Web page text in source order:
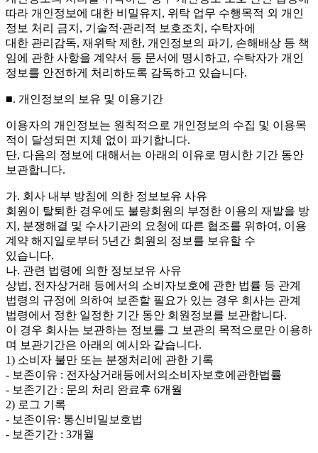
따라 개인정보에 대한 비밀유지, 위탁 업무 수행목적 외 개인
정보 처리 금지, 기술적∙관리적 보호조치, 수탁자에
대한 관리감독, 재위탁 제한, 개인정보의 파기, 손해배상 등 책
임에 관한 사항을 계약서 등 문서에 명시하고, 수탁자가 개인
정보를 안전하게 처리하도록 감독하고 있습니다.
■. 개인정보의 보유 및 이용기간
이용자의 개인정보는 원칙적으로 개인정보의 수집 및 이용목
적이 달성되면 지체 없이 파기합니다.
단, 다음의 정보에 대해서는 아래의 이유로 명시한 기간 동안
보관합니다.
가. 회사 내부 방침에 의한 정보보유 사유
회원이 탈퇴한 경우에도 불량회원의 부정한 이용의 재발을 방
지, 분쟁해결 및 수사기관의 요청에 따른 협조를 위하여, 이용
계약 해지일로부터 5년간 회원의 정보를 보유할 수
있습니다.
나. 관련 법령에 의한 정보보유 사유
상법, 전자상거래 등에서의 소비자보호에 관한 법률 등 관계
법령의 규정에 의하여 보존할 필요가 있는 경우 회사는 관계
법령에서 정한 일정한 기간 동안 회원정보를 보관합니다.
이 경우 회사는 보관하는 정보를 그 보관의 목적으로만 이용하
며 보관기간은 아래의 예시와 같습니다.
1) 소비자 불만 또는 분쟁처리에 관한 기록
- 보존이유 : 전자상거래등에서의소비자보호에관한법률
- 보존기간 : 문의 처리 완료후 6개월
2) 로그 기록
- 보존이유: 통신비밀보호법
- 보존기간 : 3개월